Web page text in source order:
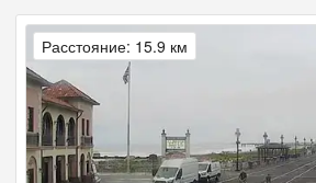
Расстояние: 15.9 км